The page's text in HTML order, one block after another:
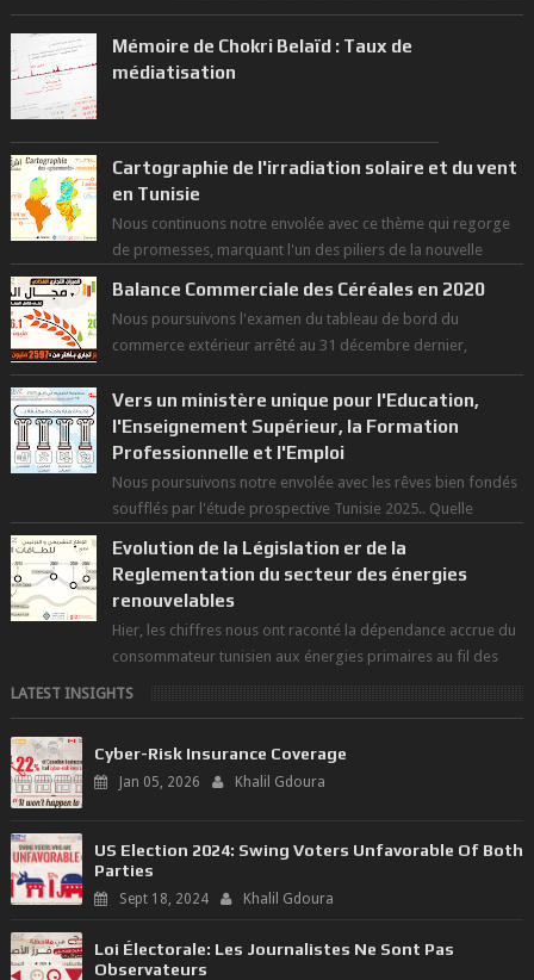
Mémoire de Chokri Belaïd : Taux de
médiatisation
Cartographie de l'irradiation solaire et du vent
en Tunisie
Nous continuons notre envolée avec ce thème qui regorge
de promesses, marquant l'un des piliers de la nouvelle
Balance Commerciale des Céréales en 2020
Nous poursuivons l'examen du tableau de bord du
commerce extérieur arrêté au 31 décembre dernier,
rendant compte de nos prouesses et man...
Vers un ministère unique pour l'Education,
l'Enseignement Supérieur, la Formation
Professionnelle et l'Emploi
Nous poursuivons notre envolée avec les rêves bien fondés
soufflés par l'étude prospective Tunisie 2025.. Quelle
Evolution de la Législation er de la
Reglementation du secteur des énergies
renouvelables
Hier, les chiffres nous ont raconté la dépendance accrue du
consommateur tunisien aux énergies primaires au fil des
dernières décennies ( ...
LATEST INSIGHTS
Cyber-Risk Insurance Coverage
Jan 05, 2026 Khalil Gdoura
US Election 2024: Swing Voters Unfavorable Of Both
Parties
Sept 18, 2024 Khalil Gdoura
Loi Électorale: Les Journalistes Ne Sont Pas
Observateurs